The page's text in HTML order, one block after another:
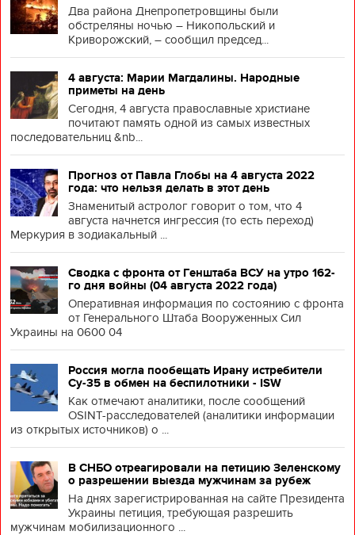
Два района Днепропетровщины были
обстреляны ночью – Никопольский и
Криворожский, – сообщил председ...
4 августа: Марии Магдалины. Народные
приметы на день
Сегодня, 4 августа православные христиане
почитают память одной из самых известных
последовательниц &nb...
Прогноз от Павла Глобы на 4 августа 2022
года: что нельзя делать в этот день
Знаменитый астролог говорит о том, что 4
августа начнется ингрессия (то есть переход)
Меркурия в зодиакальный ...
Сводка с фронта от Генштаба ВСУ на утро 162-
го дня войны (04 августа 2022 года)
Оперативная информация по состоянию с фронта
от Генерального Штаба Вооруженных Сил
Украины на 0600 04
Россия могла пообещать Ирану истребители
Су-35 в обмен на беспилотники - ISW
Как отмечают аналитики, после сообщений
OSINT-расследователей (аналитики информации
из открытых источников) о ...
В СНБО отреагировали на петицию Зеленскому
о разрешении выезда мужчинам за рубеж
На днях зарегистрированная на сайте Президента
Украины петиция, требующая разрешить
мужчинам мобилизационного ...